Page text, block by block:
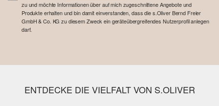
zu und möchte Informationen über auf mich zugeschnittene Angebote und
Produkte erhalten und bin damit einverstanden, dass die s.Oliver Bernd Freier
GmbH & Co. KG zu diesem Zweck ein geräteübergreifendes Nutzerprofil anlegen
darf.
ENTDECKE DIE VIELFALT VON S.OLIVER